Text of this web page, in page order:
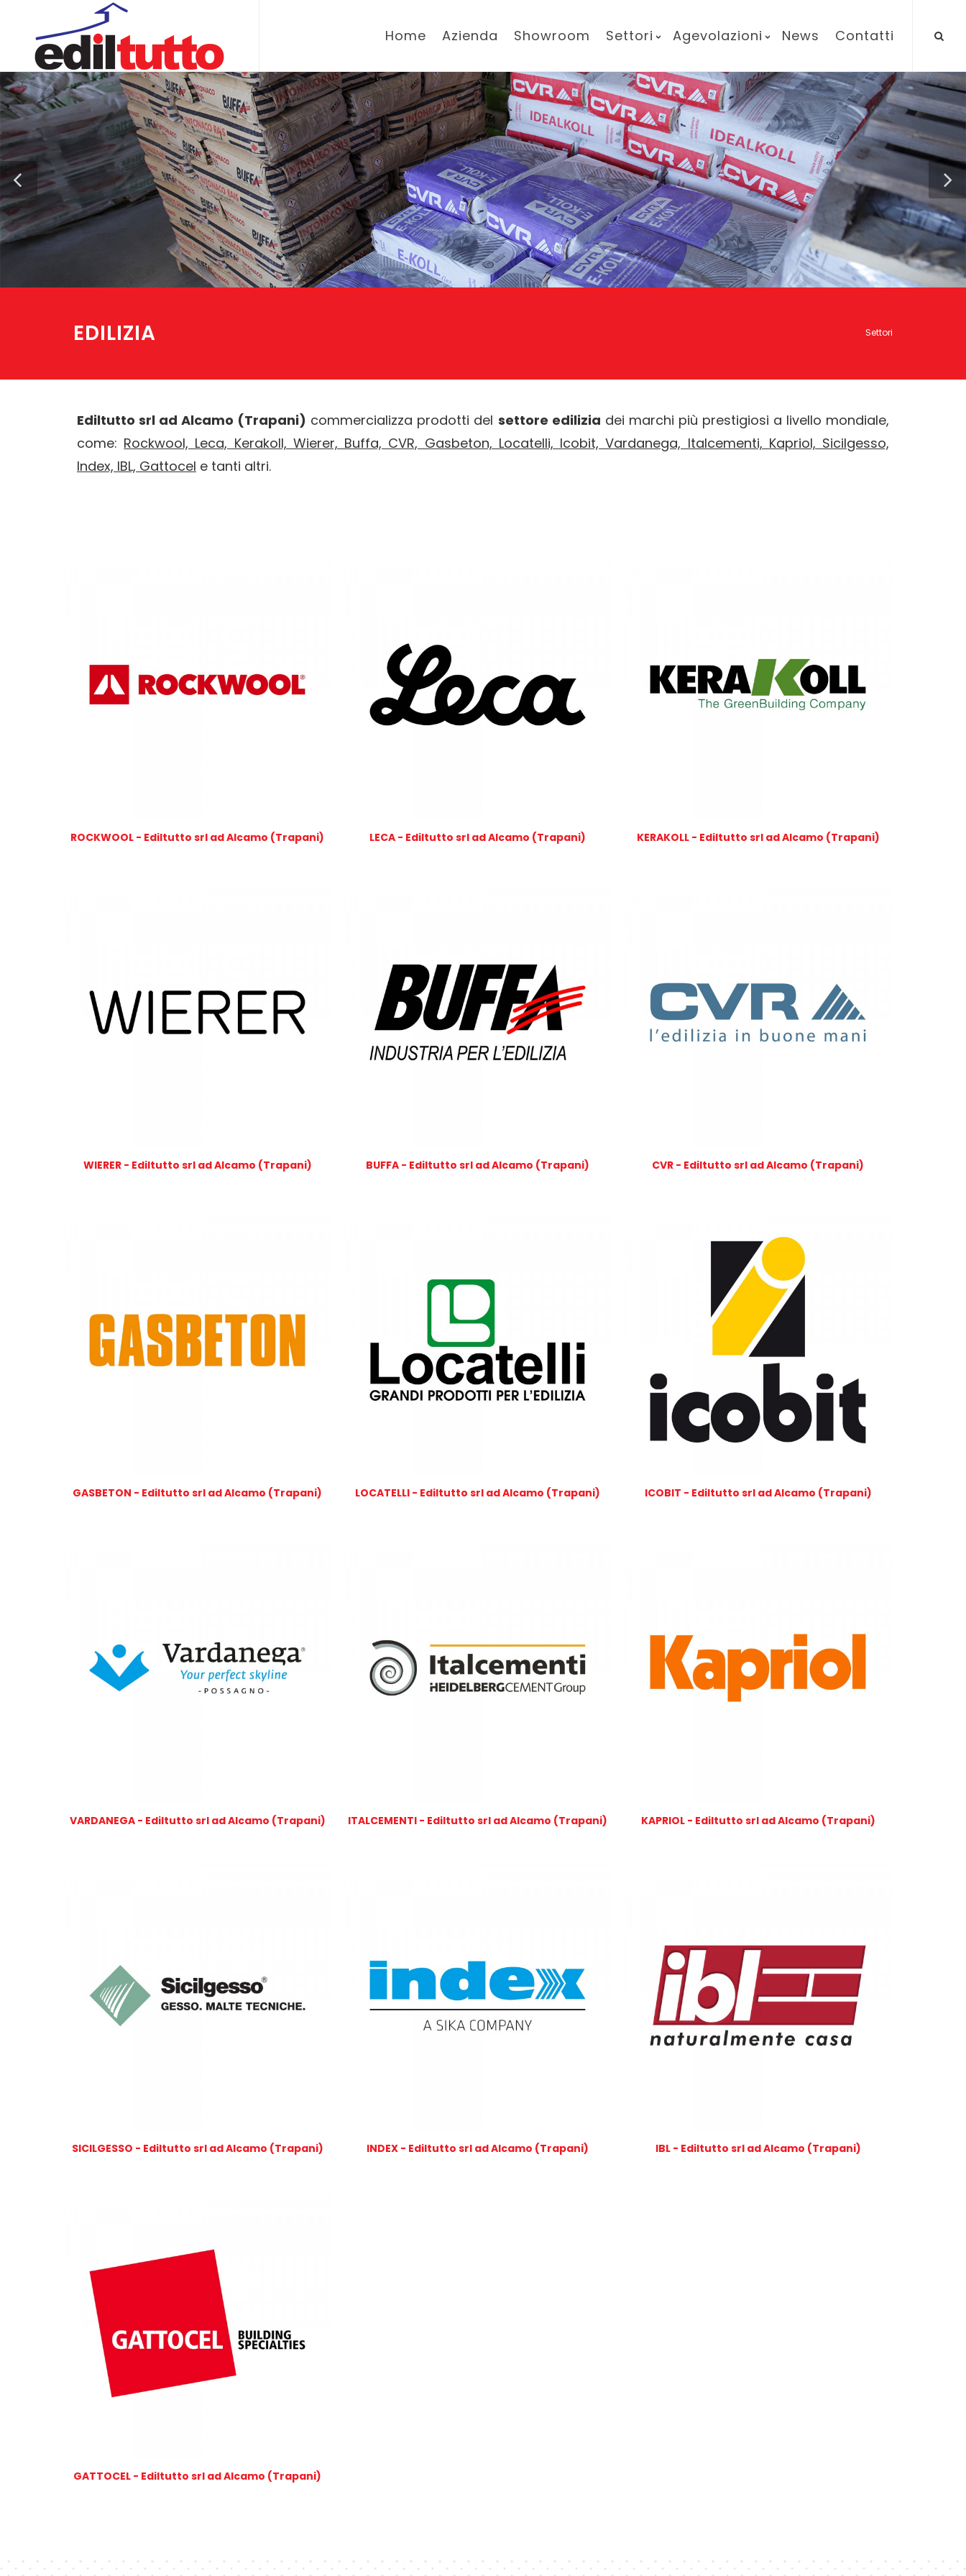
Home Azienda Showroom Settori Agevolazioni News Contatti
EDILIZIA Settori
Ediltutto srl ad Alcamo (Trapani) commercializza prodotti del settore edilizia dei marchi più prestigiosi a livello mondiale,
come: Rockwool, Leca, Kerakoll, Wierer, Buffa, CVR, Gasbeton, Locatelli, Icobit, Vardanega, Italcementi, Kapriol, Sicilgesso,
Index, IBL, Gattocel e tanti altri.
ROCKWOOL - Ediltutto srl ad Alcamo (Trapani) LECA - Ediltutto srl ad Alcamo (Trapani) KERAKOLL - Ediltutto srl ad Alcamo (Trapani)
WIERER - Ediltutto srl ad Alcamo (Trapani) BUFFA - Ediltutto srl ad Alcamo (Trapani) CVR - Ediltutto srl ad Alcamo (Trapani)
GASBETON - Ediltutto srl ad Alcamo (Trapani) LOCATELLI - Ediltutto srl ad Alcamo (Trapani) ICOBIT - Ediltutto srl ad Alcamo (Trapani)
VARDANEGA - Ediltutto srl ad Alcamo (Trapani) ITALCEMENTI - Ediltutto srl ad Alcamo (Trapani) KAPRIOL - Ediltutto srl ad Alcamo (Trapani)
SICILGESSO - Ediltutto srl ad Alcamo (Trapani) INDEX - Ediltutto srl ad Alcamo (Trapani) IBL - Ediltutto srl ad Alcamo (Trapani)
GATTOCEL - Ediltutto srl ad Alcamo (Trapani)